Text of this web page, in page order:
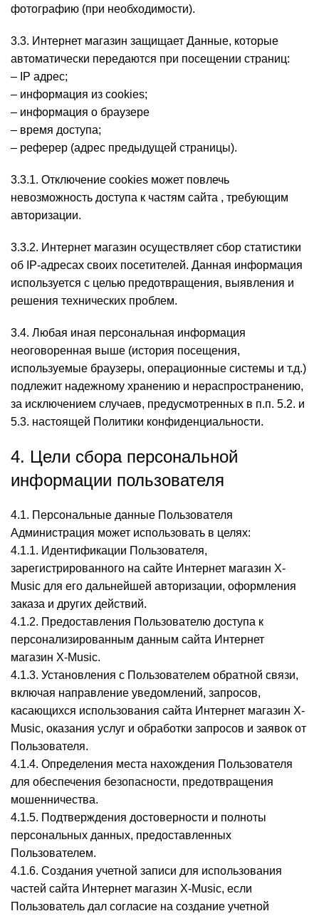
фотографию (при необходимости).
3.3. Интернет магазин защищает Данные, которые
автоматически передаются при посещении страниц:
– IP адрес;
– информация из cookies;
– информация о браузере
– время доступа;
– реферер (адрес предыдущей страницы).
3.3.1. Отключение cookies может повлечь
невозможность доступа к частям сайта , требующим
авторизации.
3.3.2. Интернет магазин осуществляет сбор статистики
об IP-адресах своих посетителей. Данная информация
используется с целью предотвращения, выявления и
решения технических проблем.
3.4. Любая иная персональная информация
неоговоренная выше (история посещения,
используемые браузеры, операционные системы и т.д.)
подлежит надежному хранению и нераспространению,
за исключением случаев, предусмотренных в п.п. 5.2. и
5.3. настоящей Политики конфиденциальности.
4. Цели сбора персональной
информации пользователя
4.1. Персональные данные Пользователя
Администрация может использовать в целях:
4.1.1. Идентификации Пользователя,
зарегистрированного на сайте Интернет магазин X-
Music для его дальнейшей авторизации, оформления
заказа и других действий.
4.1.2. Предоставления Пользователю доступа к
персонализированным данным сайта Интернет
магазин X-Music.
4.1.3. Установления с Пользователем обратной связи,
включая направление уведомлений, запросов,
касающихся использования сайта Интернет магазин X-
Music, оказания услуг и обработки запросов и заявок от
Пользователя.
4.1.4. Определения места нахождения Пользователя
для обеспечения безопасности, предотвращения
мошенничества.
4.1.5. Подтверждения достоверности и полноты
персональных данных, предоставленных
Пользователем.
4.1.6. Создания учетной записи для использования
частей сайта Интернет магазин X-Music, если
Пользователь дал согласие на создание учетной